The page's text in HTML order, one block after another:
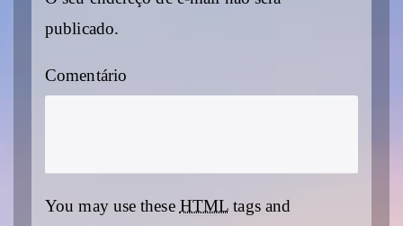
publicado.
Comentário
You may use these HTML tags and